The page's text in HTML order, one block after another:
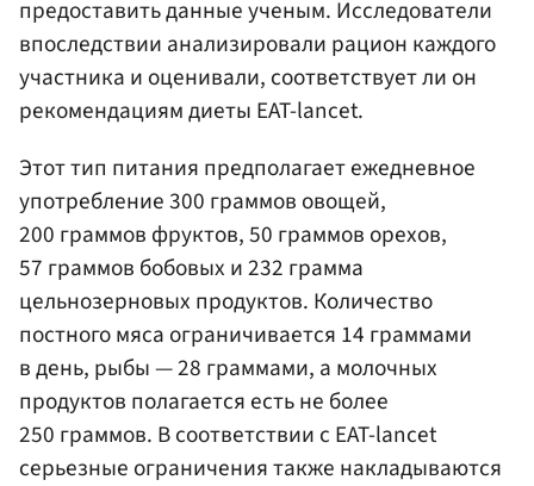
предоставить данные ученым. Исследователи
впоследствии анализировали рацион каждого
участника и оценивали, соответствует ли он
рекомендациям диеты EAT-lancet.
Этот тип питания предполагает ежедневное
употребление 300 граммов овощей,
200 граммов фруктов, 50 граммов орехов,
57 граммов бобовых и 232 грамма
цельнозерновых продуктов. Количество
постного мяса ограничивается 14 граммами
в день, рыбы — 28 граммами, а молочных
продуктов полагается есть не более
250 граммов. В соответствии с EAT-lancet
серьезные ограничения также накладываются